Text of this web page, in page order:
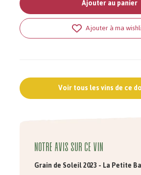
Ajouter au panier
Ajouter à ma
Voir tous les vins de ce
Notre avis sur ce vin
Grain de Soleil 2023 - La Petite